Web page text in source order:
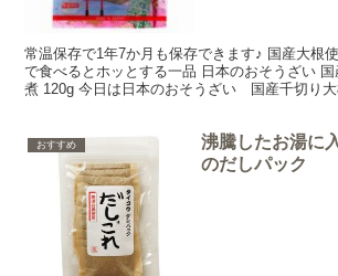
常温保存で1年7か月も保存できます♪ 国産大根
で食べるとホッとする一品 日本のおそうざい
煮 120g 今日は日本のおそうざい 国産千切り
おすすめ
沸騰したお湯に
のだしパック